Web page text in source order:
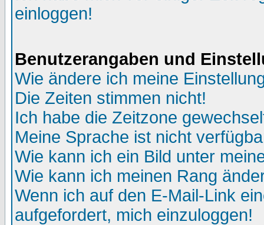
einloggen!
Benutzerangaben und
Wie ändere ich meine
Die Zeiten stimmen nicht!
Ich habe die Zeitzone
Meine Sprache ist nicht
Wie kann ich ein Bild unter
Wie kann ich meinen Rang
Wenn ich auf den E-Mail-Link
aufgefordert, mich einzuloggen!